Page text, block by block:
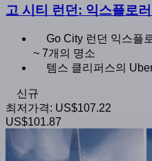
고 시티 런던: 익스플로
Go City 런던 익스플
~ 7개의 명소
템스 클리퍼스의
신규
최저가격: US$107.22
US$101.87